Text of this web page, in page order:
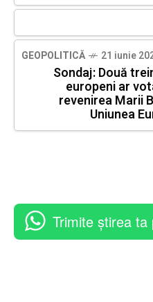
GEOPOLITICĂ 21 iunie
Sondaj: Două
europeni ar
revenirea Marii
Uniunea
Trimite știrea